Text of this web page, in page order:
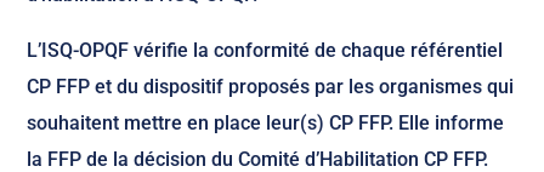
L’ISQ-OPQF vérifie la conformité de chaque référentiel
CP FFP et du dispositif proposés par les organismes qui
souhaitent mettre en place leur(s) CP FFP. Elle informe
la FFP de la décision du Comité d’Habilitation CP FFP.